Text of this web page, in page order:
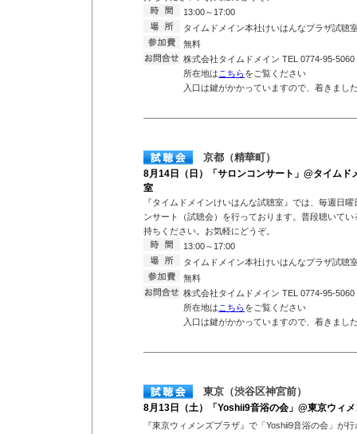
13:00～17:00
タイムドメイン本社けいはんなプラザ試聴
無料
株式会社タイムドメイン TEL 0774-95-5060
所在地は こちらをご覧ください
入口は鍵がかかっていますので、着きまし
京都（精華町）
8月14日（日）「サロンコンサート」@タイムド
室
『タイムドメインけいはんな試聴室』では、毎週日
ンサート（試聴会）を行っております。普段聴いて
持ちください。お気軽にどうぞ。
13:00～17:00
タイムドメイン本社けいはんなプラザ試聴
無料
株式会社タイムドメイン TEL 0774-95-5060
所在地は こちらをご覧ください
入口は鍵がかかっていますので、着きまし
東京（渋谷区神宮前）
8月13日（土）「Yoshii9音浴の会」@東京ウィ
『東京ウィメンズプラザ』で「Yoshii9音浴の会」が